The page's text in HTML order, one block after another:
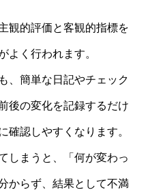
観的評価と客観的指標を
よく行われます。
、簡単な日記やチェック
後の変化を記録するだけ
確認しやすくなります。
しまうと、「何が変わっ
からず、結果として不満